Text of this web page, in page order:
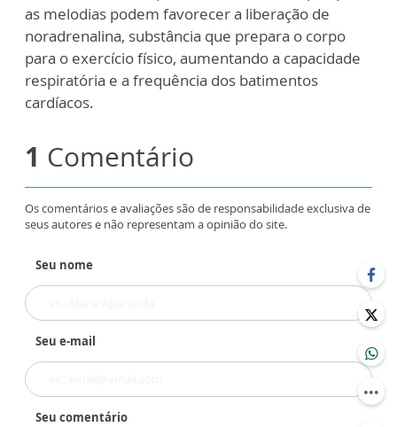
as melodias podem favorecer a liberação de
noradrenalina, substância que prepara o corpo
para o exercício físico, aumentando a capacidade
respiratória e a frequência dos batimentos
cardíacos.
1 Comentário
Os comentários e avaliações são de responsabilidade exclusiva de
seus autores e não representam a opinião do site.
Seu nome
Seu e-mail
Seu comentário